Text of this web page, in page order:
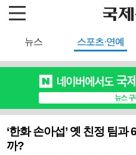
뉴스 스포츠·연예
‘한화 손아섭’ 옛 친정 팀
까?